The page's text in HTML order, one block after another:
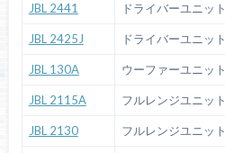
JBL 2441 ドライバーユニット
JBL 2425J ドライバーユニット
JBL 130A ウーファーユニット
JBL 2115A フルレンジユニット
JBL 2130 フルレンジユニット